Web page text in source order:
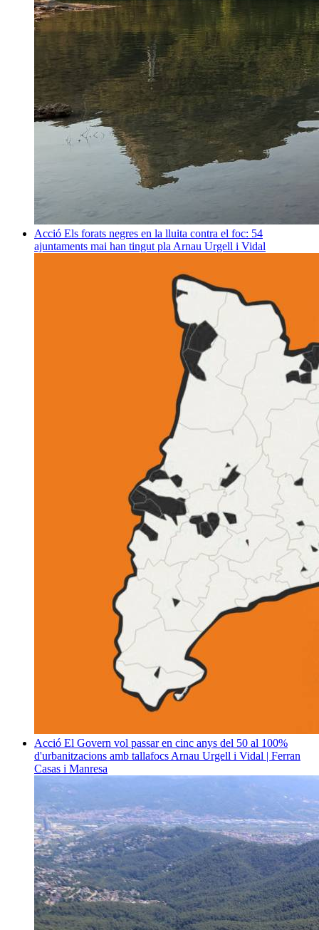
Acció Els forats negres en la lluita contra el foc: 54
ajuntaments mai han tingut pla Arnau Urgell i Vidal
Acció El Govern vol passar en cinc anys del 50 al 100%
d'urbanitzacions amb tallafocs Arnau Urgell i Vidal | Ferran
Casas i Manresa